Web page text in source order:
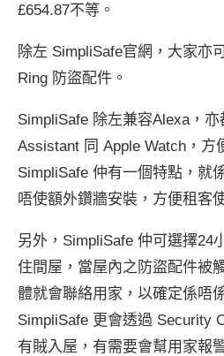
£654.87不等。
除左 SimpliSafe官網，大家亦
Ring 防盜配件。
SimpliSafe 除左兼容Alexa，
Assistant 同 Apple Watch，方
SimpliSafe 仲有一個特點，就
唔使額外鑽牆安裝，方便租客
另外，SimpliSafe 仲可選擇24
住間屋，當屋內之防盜配件被
體就會聯絡用家，以確定係唔
SimpliSafe 更會透過 Security
有賊入屋，有需要會幫用家報